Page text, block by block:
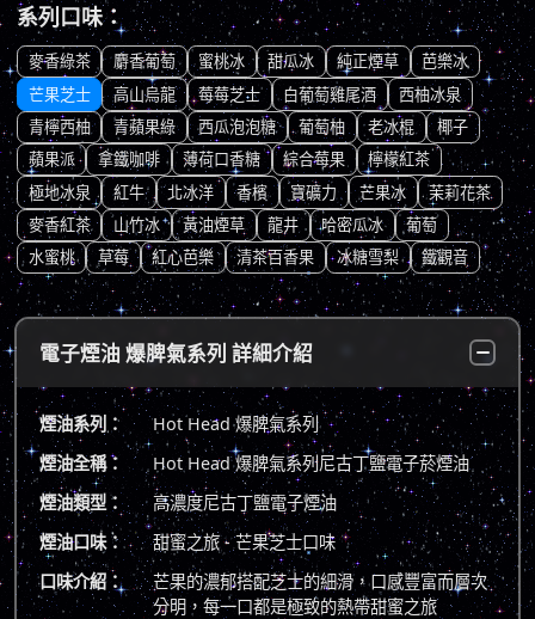
系列口味：
麥香綠茶 麝香葡萄 蜜桃冰 甜瓜冰 純正煙草
芭樂冰
芒果芝士
高山烏龍 莓莓芝士 白葡萄雞尾酒
西柚冰泉
青檸西柚
青蘋果綠 西瓜泡泡糖 葡萄柚 老冰棍
椰子
蘋果派
拿鐵咖啡 薄荷口香糖 綜合莓果
檸檬紅茶
極地冰泉
紅牛 北冰洋 香檳 寶礦力 芒果冰
茉莉花茶
麥香紅茶
山竹冰 黃油煙草 龍井 哈密瓜冰
葡萄
水蜜桃
草莓 紅心芭樂 清茶百香果 冰糖雪梨 鐵觀音
電子煙油 爆脾氣系列 詳細介紹
煙油系列：
Hot Head 爆脾氣系列
煙油全稱：
Hot Head 爆脾氣系列尼古丁鹽電子菸煙油
煙油類型：
高濃度尼古丁鹽電子煙油
煙油口味：
甜蜜之旅 - 芒果芝士口味
口味介紹：
芒果的濃郁搭配芝士的細滑，口感豐富而層次
分明，每一口都是極致的熱帶甜蜜之旅